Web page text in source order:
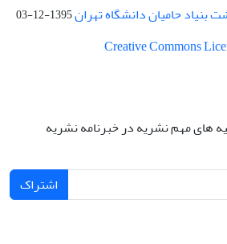
بنیاد حامیان دانشگاه تهران1395-12-03
های مهم نشریه در خبرنامه نشریه
اشتراک